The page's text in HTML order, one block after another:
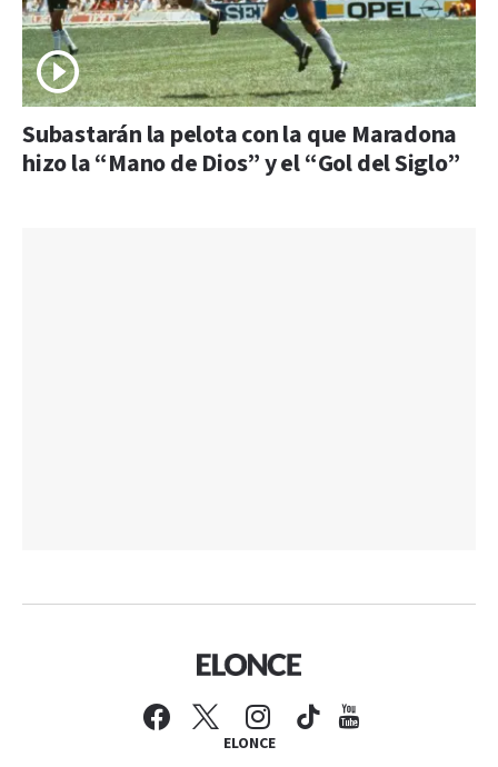
Subastarán la pelota con la que Maradona
hizo la “Mano de Dios” y el “Gol del Siglo”
ELONCE